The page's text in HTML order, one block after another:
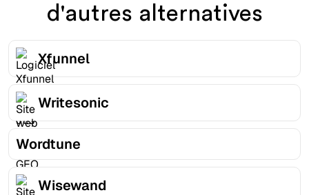
d'autres alternatives
Xfunnel
Writesonic
Wordtune
Wisewand